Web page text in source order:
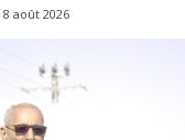
8 août 2026